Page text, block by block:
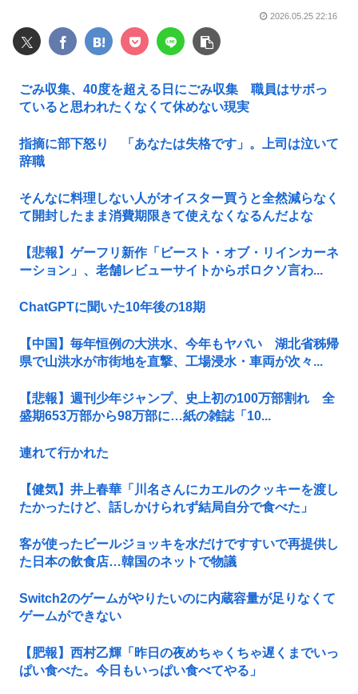
2026.05.25 22:16
ごみ収集、40度を超える日にごみ収集 職員はサボっ
ていると思われたくなくて休めない現実
指摘に部下怒り 「あなたは失格です」。上司は泣いて
辞職
そんなに料理しない人がオイスター買うと全然減らなく
て開封したまま消費期限きて使えなくなるんだよな
【悲報】ゲーフリ新作「ビースト・オブ・リインカーネ
ーション」、老舗レビューサイトからボロクソ言わ...
ChatGPTに聞いた10年後の18期
【中国】毎年恒例の大洪水、今年もヤバい 湖北省秭帰
県で山洪水が市街地を直撃、工場浸水・車両が次々...
【悲報】週刊少年ジャンプ、史上初の100万部割れ 全
盛期653万部から98万部に…紙の雑誌「10...
連れて行かれた
【健気】井上春華「川名さんにカエルのクッキーを渡し
たかったけど、話しかけられず結局自分で食べた」
客が使ったビールジョッキを水だけですすいで再提供し
た日本の飲食店…韓国のネットで物議
Switch2のゲームがやりたいのに内蔵容量が足りなくて
ゲームができない
【肥報】西村乙輝「昨日の夜めちゃくちゃ遅くまでいっ
ぱい食べた。今日もいっぱい食べてやる」